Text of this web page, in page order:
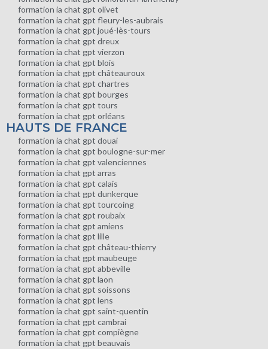
formation ia chat gpt olivet
formation ia chat gpt fleury-les-aubrais
formation ia chat gpt joué-lès-tours
formation ia chat gpt dreux
formation ia chat gpt vierzon
formation ia chat gpt blois
formation ia chat gpt châteauroux
formation ia chat gpt chartres
formation ia chat gpt bourges
formation ia chat gpt tours
formation ia chat gpt orléans
HAUTS DE FRANCE
formation ia chat gpt douai
formation ia chat gpt boulogne-sur-mer
formation ia chat gpt valenciennes
formation ia chat gpt arras
formation ia chat gpt calais
formation ia chat gpt dunkerque
formation ia chat gpt tourcoing
formation ia chat gpt roubaix
formation ia chat gpt amiens
formation ia chat gpt lille
formation ia chat gpt château-thierry
formation ia chat gpt maubeuge
formation ia chat gpt abbeville
formation ia chat gpt laon
formation ia chat gpt soissons
formation ia chat gpt lens
formation ia chat gpt saint-quentin
formation ia chat gpt cambrai
formation ia chat gpt compiègne
formation ia chat gpt beauvais